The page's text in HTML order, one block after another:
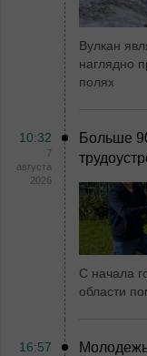
Вулкан
наглядно
полях
10:32
7
августа
2026
Больше
С начала
области
16:57